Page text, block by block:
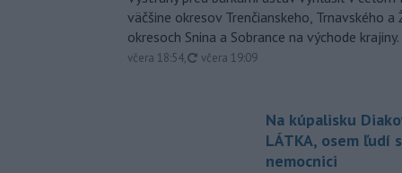
väčšine okresov Trenčianskeho, Trnavského a
okresoch Snina a Sobrance na východe krajiny.
včera 18:54, aktualizované
včera 19:09
Na kúpalisku
LÁTKA, osem ľudí
nemocnici